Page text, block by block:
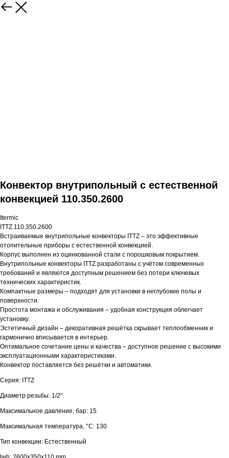
Конвектор внутрипольный с естественной
конвекцией 110.350.2600
Itermic
ITTZ.110.350.2600
Встраиваемые внутрипольные конвекторы ITTZ – это эффективные
отопительные приборы с естественной конвекцией.
Корпус выполнен из оцинкованной стали с порошковым покрытием.
Внутрипольные конвекторы ITTZ разработаны с учётом современных
требований и являются доступным решением без потери ключевых
технических характеристик.
Компактные размеры – подходят для установки в неглубокие полы и
поверхности.
Простота монтажа и обслуживания – удобная конструкция облегчает
установку.
Эстетичный дизайн – декоративная решётка скрывает теплообменник и
гармонично вписывается в интерьер.
Оптимальное сочетание цены и качества – доступное решение с высокими
эксплуатационными характеристиками.
Конвектор поставляется без решётки и автоматики.
Серия: ITTZ
Диаметр резьбы: 1/2"
Максимальное давление, бар: 15
Максимальная температура, °С: 130
Тип конвекции: Естественный